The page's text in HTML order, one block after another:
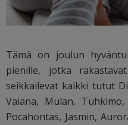
Tämä on joulun
pienille, jotka
seikkailevat kaikki tutut
Vaiana, Mulan,
Pocahontas, Jasmin,